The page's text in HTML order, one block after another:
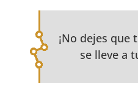
¡No dejes que
se lleve a